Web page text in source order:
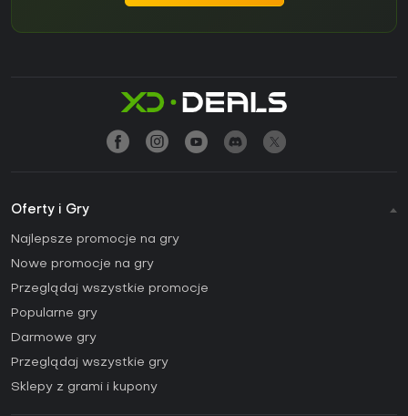
Oferty i Gry
Najlepsze promocje na gry
Nowe promocje na gry
Przeglądaj wszystkie promocje
Popularne gry
Darmowe gry
Przeglądaj wszystkie gry
Sklepy z grami i kupony